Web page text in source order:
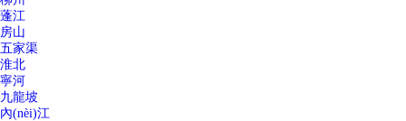
蓬江
房山
五家渠
淮北
寧河
九龍坡
內(nèi)江